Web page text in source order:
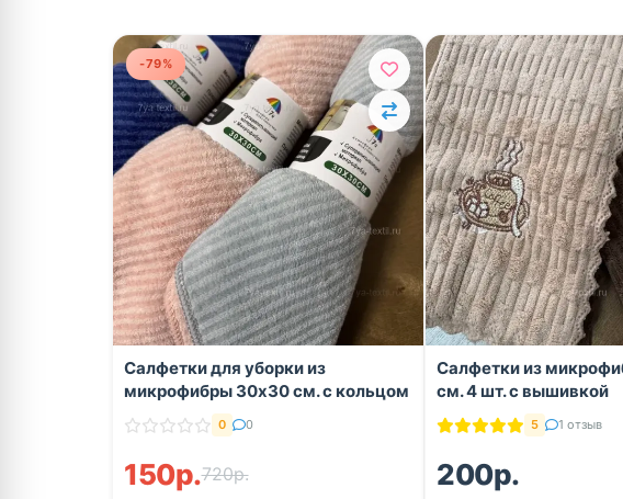
-79%
Салфетки для уборки из
микрофибры 30x30 см. с кольцом
0 0
150р.720р.
Салфетки из
см. 4 шт. с вышивкой
5 1 отзыв
200р.